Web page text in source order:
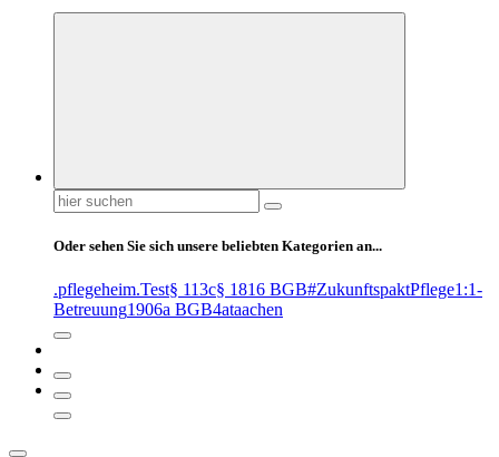
Suchen
nach:
Oder sehen Sie sich unsere beliebten Kategorien an...
.pflegeheim.Test§ 113c§ 1816 BGB#ZukunftspaktPflege1:1-
Betreuung1906a BGB4ataachen